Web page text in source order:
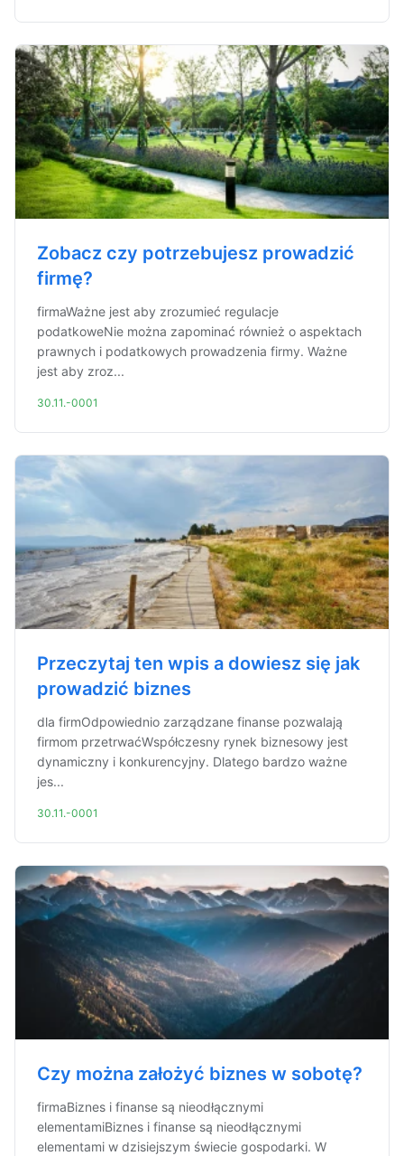
Zobacz czy potrzebujesz prowadzić
firmę?
firmaWażne jest aby zrozumieć regulacje
podatkoweNie można zapominać również o aspektach
prawnych i podatkowych prowadzenia firmy. Ważne
jest aby zroz...
30.11.-0001
Przeczytaj ten wpis a dowiesz się jak
prowadzić biznes
dla firmOdpowiednio zarządzane finanse pozwalają
firmom przetrwaćWspółczesny rynek biznesowy jest
dynamiczny i konkurencyjny. Dlatego bardzo ważne
jes...
30.11.-0001
Czy można założyć biznes w sobotę?
firmaBiznes i finanse są nieodłącznymi
elementamiBiznes i finanse są nieodłącznymi
elementami w dzisiejszym świecie gospodarki. W